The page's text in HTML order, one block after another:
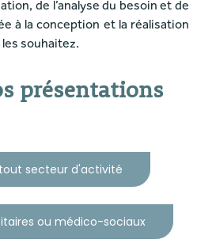
de l’analyse du besoin et de
à la conception et la réalisation
souhaitez.
présentations
secteur d'activité
ou médico-sociaux